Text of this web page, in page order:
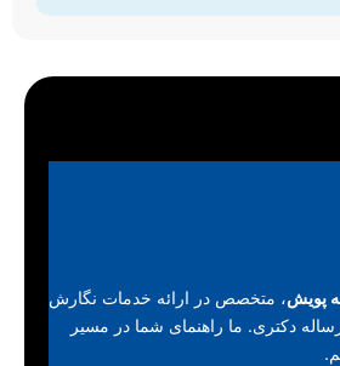
پویش، متخصص در ارائه خدمات نگارش
رساله دکتری. ما راهنمای شما در مسیر